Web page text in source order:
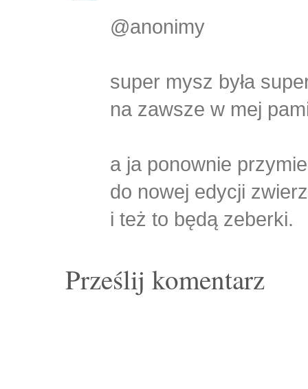
@anonimy
super mysz była
na zawsze w mej
a ja ponownie
do nowej edycji
i też to będą zeberki.
Prześlij komentarz